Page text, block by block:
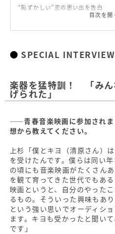
“恥ずかしい”恋の思い出を告白
目次を開
SPECIAL INTERVIEW
楽器を猛特訓！ 「みん
げられた」
――青春音楽映画に参加され
想から教えてください。
上杉「僕とキヨ（清原さん）
を受けたんです。僕らは同い
の頃にも音楽映画がたくさん
を観て育ってきた世代でもあ
映画というと、自分のやった
るもの。そういった興味もあ
という強い思いでオーディシ
ます。キヨも受かったと聞い
です」